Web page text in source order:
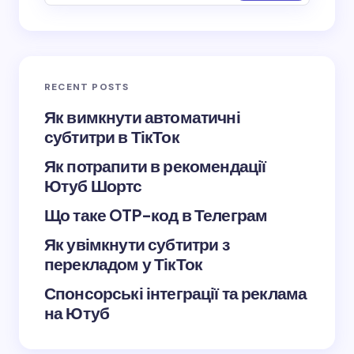
Submit Comment
RECENT POSTS
Як вимкнути автоматичні
субтитри в ТікТок
Як потрапити в рекомендації
Ютуб Шортс
Що таке OTP-код в Телеграм
Як увімкнути субтитри з
перекладом у ТікТок
Спонсорські інтеграції та реклама
на Ютуб